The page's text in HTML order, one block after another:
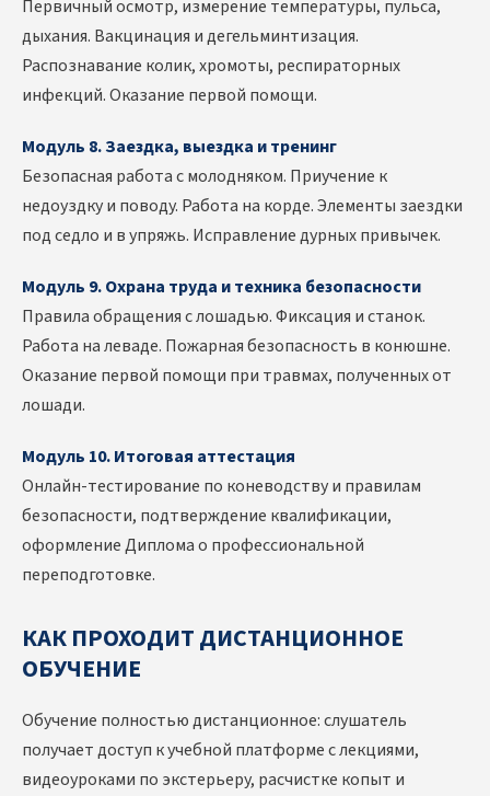
Первичный осмотр, измерение температуры, пульса,
дыхания. Вакцинация и дегельминтизация.
Распознавание колик, хромоты, респираторных
инфекций. Оказание первой помощи.
Модуль 8. Заездка, выездка и тренинг
Безопасная работа с молодняком. Приучение к
недоуздку и поводу. Работа на корде. Элементы заездки
под седло и в упряжь. Исправление дурных привычек.
Модуль 9. Охрана труда и техника безопасности
Правила обращения с лошадью. Фиксация и станок.
Работа на леваде. Пожарная безопасность в конюшне.
Оказание первой помощи при травмах, полученных от
лошади.
Модуль 10. Итоговая аттестация
Онлайн-тестирование по коневодству и правилам
безопасности, подтверждение квалификации,
оформление Диплома о профессиональной
переподготовке.
КАК ПРОХОДИТ ДИСТАНЦИОННОЕ
ОБУЧЕНИЕ
Обучение полностью дистанционное: слушатель
получает доступ к учебной платформе с лекциями,
видеоуроками по экстерьеру, расчистке копыт и